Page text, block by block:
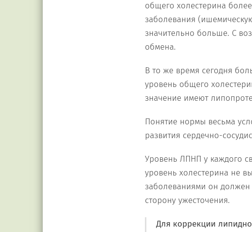
общего холестерина
заболевания
значительно больше. С
обмена.
В то же время сегодня
уровень общего
значение имеют
Понятие нормы весьма
развития сердечно-
Уровень ЛПНП у каждого
уровень холестерина не
заболеваниями он должен
сторону ужесточения.
Для коррекции